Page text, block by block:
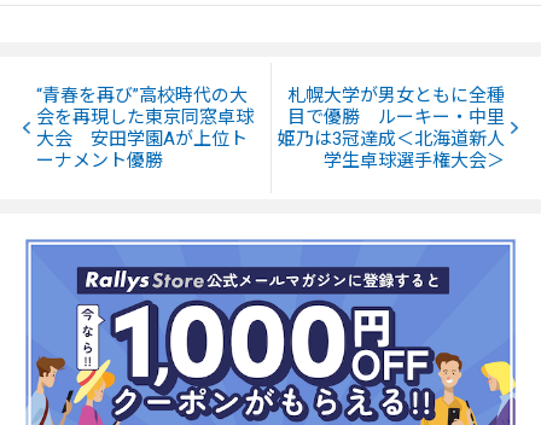
“青春を再び”高校時代の大
会を再現した東京同窓卓球
大会 安田学園Aが上位ト
ーナメント優勝
札幌大学が男女ともに全種
目で優勝 ルーキー・中里
姫乃は3冠達成＜北海道新人
学生卓球選手権大会＞